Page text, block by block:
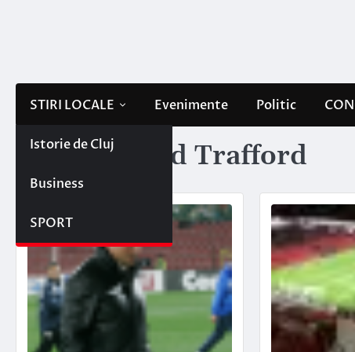
STIRI LOCALE
Istorie de Cluj
Business
SPORT
Evenimente Politic
Etichetă: Old Trafford